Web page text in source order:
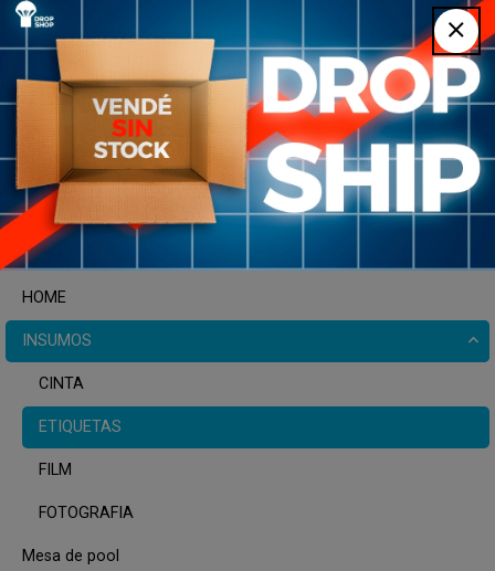
AROMATIZADORES
HOME
INSUMOS
CINTA
ETIQUETAS
FILM
FOTOGRAFIA
Mesa de pool
Rollo Etiquetas
Autoadhesivas Termica
80x50mm 1000 unidades
USD 25
Blanco
Kit X50 Pincho Metálico
Exhibidor 20cm +
Portaprecio Pvc
$U 2.100
Plata